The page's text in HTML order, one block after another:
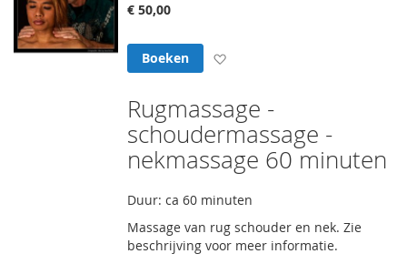
€ 50,00
Boeken
Rugmassage -
schoudermassage -
nekmassage 60 minuten
Duur: ca 60 minuten
Massage van rug schouder en nek. Zie
beschrijving voor meer informatie.